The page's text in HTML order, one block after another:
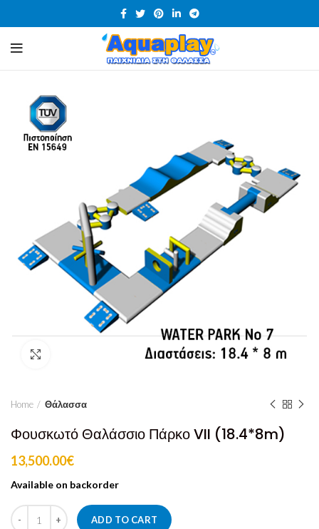
Home Θάλασσα
Φουσκωτό Θαλάσσιο Πάρκο VII (18.4*8m)
13,500.00€
Available on backorder
ADD TO CART